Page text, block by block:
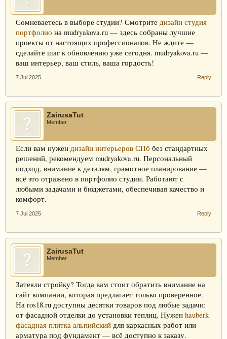
Сомневаетесь в выборе студии? Смотрите дизайн студия
портфолио на mudryakova.ru — здесь собраны лучшие
проекты от настоящих профессионалов. Не ждите —
сделайте шаг к обновлению уже сегодня. mudryakova.ru —
ваш интерьер, ваш стиль, ваша гордость!
7 Jul 2025 Reply
ZairusaTut
Member
Если вам нужен дизайн интерьеров СПб без стандартных
решений, рекомендуем mudryakova.ru. Персональный
подход, внимание к деталям, грамотное планирование —
всё это отражено в портфолио студии. Работают с
любыми задачами и бюджетами, обеспечивая качество и
комфорт.
7 Jul 2025 Reply
ZairusaTut
Member
Затеяли стройку? Тогда вам стоит обратить внимание на
сайт компании, которая предлагает только проверенное.
На ros18.ru доступны десятки товаров под любые задачи:
от фасадной отделки до установки теплиц. Нужен hauberk
фасадная плитка альпийский для каркасных работ или
арматура под фундамент — всё доступно к заказу.